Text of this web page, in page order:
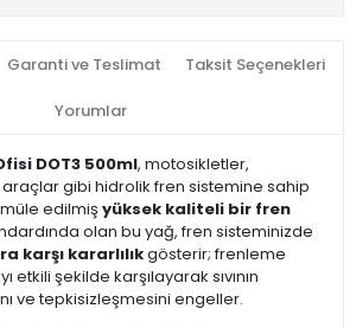
Garanti ve Teslimat Taksit Seçenekleri
Yorumlar
DOT3 500ml, motosikletler,
gibi hidrolik fren sistemine sahip
edilmiş yüksek kaliteli bir fren
olan bu yağ, fren sisteminizde
karşı kararlılıkgösterir; frenleme
etkili şekilde karşılayarak sıvının
ve tepkisizleşmesini engeller.